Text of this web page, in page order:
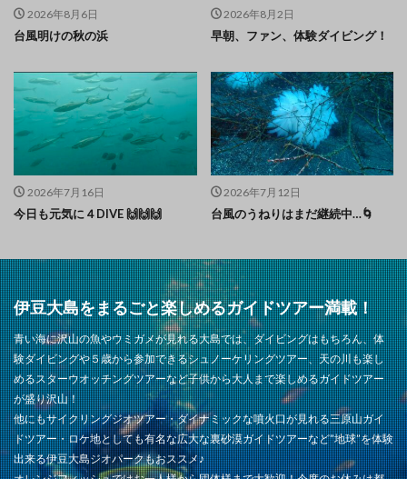
2026年8月6日
台風明けの秋の浜
2026年8月2日
早朝、ファン、体験ダイビング！
2026年7月16日
今日も元気に４DIVE 🙌🙌🙌
2026年7月12日
台風のうねりはまだ継続中…🌀
伊豆大島をまるごと楽しめるガイドツアー満載！
青い海に沢山の魚やウミガメが見れる大島では、ダイビングはもちろん、体
験ダイビングや５歳から参加できるシュノーケリングツアー、天の川も楽し
めるスターウオッチングツアーなど子供から大人まで楽しめるガイドツアー
が盛り沢山！
他にもサイクリングジオツアー・ダイナミックな噴火口が見れる三原山ガイ
ドツアー・ロケ地としても有名な広大な裏砂漠ガイドツアーなど”地球”を体験
出来る伊豆大島ジオパークもおススメ♪